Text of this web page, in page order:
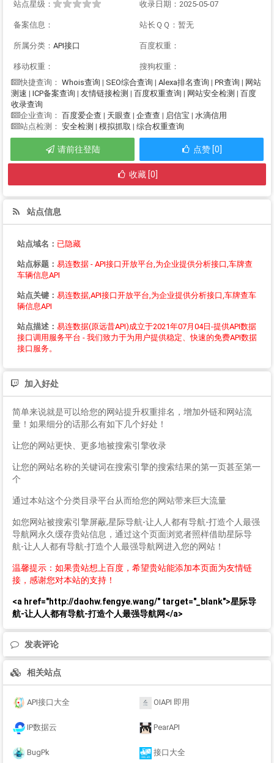
站点星级： 收录日期：2025-05-07
备案信息： 站长ＱＱ：暂无
所属分类： API接口 百度权重：
移动权重： 搜狗权重：
快捷查询： Whois查询 | SEO综合查询 | Alexa排名查询 | PR查询 | 网站
测速 | ICP备案查询 | 友情链接检测 | 百度权重查询 | 网站安全检测 | 百度
收录查询
企业查询： 百度爱企查 | 天眼查 | 企查查 | 启信宝 | 水滴信用
站点检测： 安全检测 | 模拟抓取 | 综合权重查询
请前往登陆 点赞 [0]
收藏 [0]
站点信息
站点域名： 已隐藏
站点标题： 易连数据 - API接口开放平台,为企业提供分析接口,车牌查
车辆信息API
站点关键： 易连数据,API接口开放平台,为企业提供分析接口,车牌查车
辆信息API
站点描述： 易连数据(原远昔API)成立于2021年07月04日-提供API数据
接口调用服务平台 - 我们致力于为用户提供稳定、快速的免费API数据
接口服务。
加入好处
简单来说就是可以给您的网站提升权重排名，增加外链和网站流
量！如果细分的话那么有如下几个好处！
让您的网站更快、更多地被搜索引擎收录
让您的网站名称的关键词在搜索引擎的搜索结果的第一页甚至第一
个
通过本站这个分类目录平台从而给您的网站带来巨大流量
如您网站被搜索引擎屏蔽,星际导航-让人人都有导航-打造个人最强
导航网永久缓存贵站信息，通过这个页面浏览者照样借助星际导
航-让人人都有导航-打造个人最强导航网进入您的网站！
温馨提示：如果贵站想上百度，希望贵站能添加本页面为友情链
接，感谢您对本站的支持！
<a href="http://daohw.fengye.wang/" target="_blank">星际导
航-让人人都有导航-打造个人最强导航网</a>
发表评论
相关站点
API接口大全 OIAPI 即用
IP数据云 PearAPI
BugPk 接口大全